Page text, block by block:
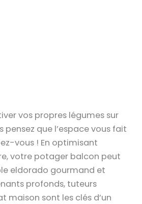
vos propres légumes sur
que l’espace vous fait
vous ! En optimisant
votre potager balcon peut
eldorado gourmand et
profonds, tuteurs
maison sont les clés d’un